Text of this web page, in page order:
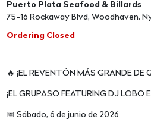
Puerto Plata Seafood & Billards
75-16 Rockaway Blvd, Woodhaven, Ny,
Ordering Closed
🔥 ¡EL REVENTÓN MÁS GRANDE DE
¡EL GRUPASO FEATURING DJ LOBO
📅 Sábado, 6 de junio de 2026